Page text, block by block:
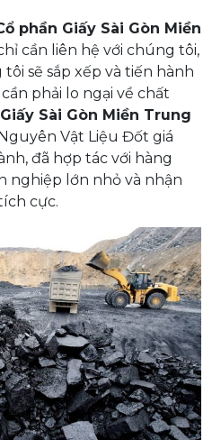
phần Giấy Sài Gòn Miền
cần liên hệ với chúng tôi,
sẽ sắp xếp và tiến hành
phải lo ngại về chất
Sài Gòn Miền Trung
Vật Liệu Đốt giá
đã hợp tác với hàng
nghiệp lớn nhỏ và nhận
cực.